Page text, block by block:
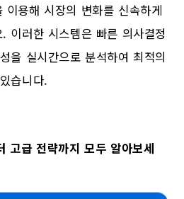
이용해 시장의 변화를 신속하게
이러한 시스템은 빠른 의사결정
을 실시간으로 분석하여 최적의
습니다.
고급 전략까지 모두 알아보세